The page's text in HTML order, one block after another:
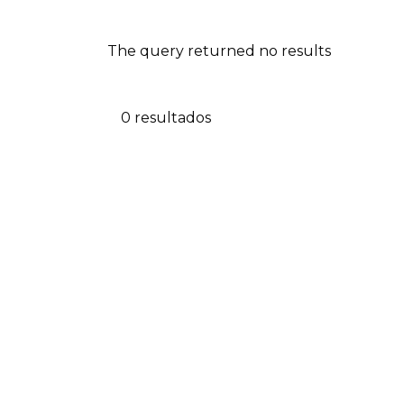
The query returned no results
0 resultados